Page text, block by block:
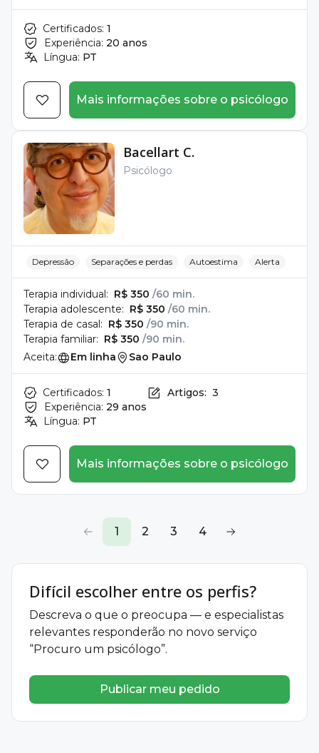
Certificados: 1
Experiência: 20 anos
Língua: PT
Mais informações sobre o psicólogo
Bacellart C.
Psicólogo
Depressão Separações e perdas Autoestima Alerta
Terapia individual: R$ 350 /60 min.
Terapia adolescente: R$ 350 /60 min.
Terapia de casal: R$ 350 /90 min.
Terapia familiar: R$ 350 /90 min.
Aceita:
Em linha Sao Paulo
Certificados: 1
Experiência: 29 anos
Língua: PT
Artigos: 3
Mais informações sobre o psicólogo
1 2 3 4
Difícil escolher entre os perfis?
Descreva o que o preocupa — e especialistas
relevantes responderão no novo serviço
“Procuro um psicólogo”.
Publicar meu pedido